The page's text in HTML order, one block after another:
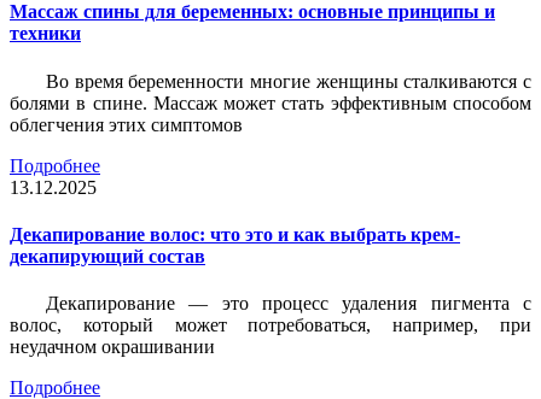
Массаж спины для беременных: основные принципы и
техники
Во время беременности многие женщины сталкиваются с
болями в спине. Массаж может стать эффективным способом
облегчения этих симптомов
Подробнее
13.12.2025
Декапирование волос: что это и как выбрать крем-
декапирующий состав
Декапирование — это процесс удаления пигмента с
волос, который может потребоваться, например, при
неудачном окрашивании
Подробнее